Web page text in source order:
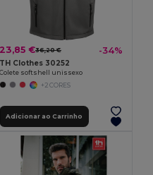
23,85 €36,20 € -34%
TH Clothes 30252
Colete softshell unissexo
+2 CORES
Adicionar ao Carrinho